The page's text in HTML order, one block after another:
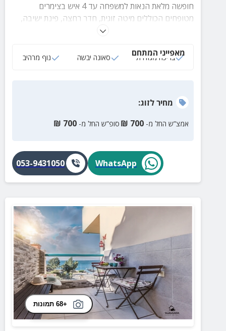
חופשה מלאת הנאות למשפחה עד 4 איש בצימרים
מטופחים הכוללים מיטה זוגית, חדר רחצה, פינת ישיבה,
חצר מרווחת עם בריכה מגודרת, סאונה יבשה, פינות ישיבה
מאפייני המתחם
בריכה מגודרת סאונה יבשה נוף מרהיב
מחירלזוג:
אמצ”ש החל מ- 700
₪ סופ”ש החל מ- 700
₪
WhatsApp
053-9431050
+68 תמונות